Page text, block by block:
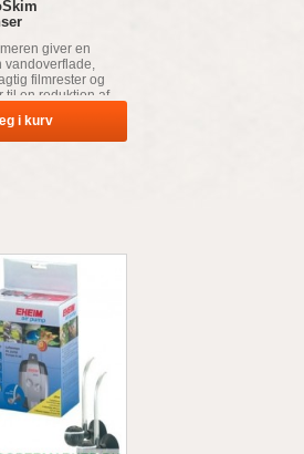
giver en
filmrester og
til en reduktion af
større
i kurv